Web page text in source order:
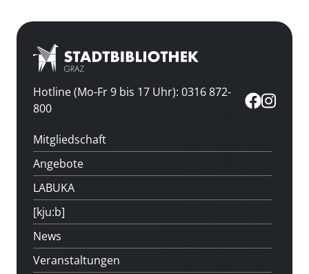
Hotline (Mo-Fr 9 bis 17 Uhr): 0316 872-
800
Mitgliedschaft
Angebote
LABUKA
[kju:b]
News
Veranstaltungen